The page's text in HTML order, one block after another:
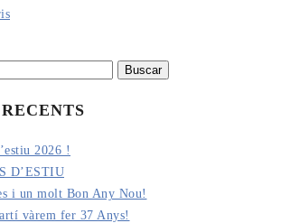
2026 !
D’ESTIU
i un molt Bon Any Nou!
vàrem fer 37 Anys!